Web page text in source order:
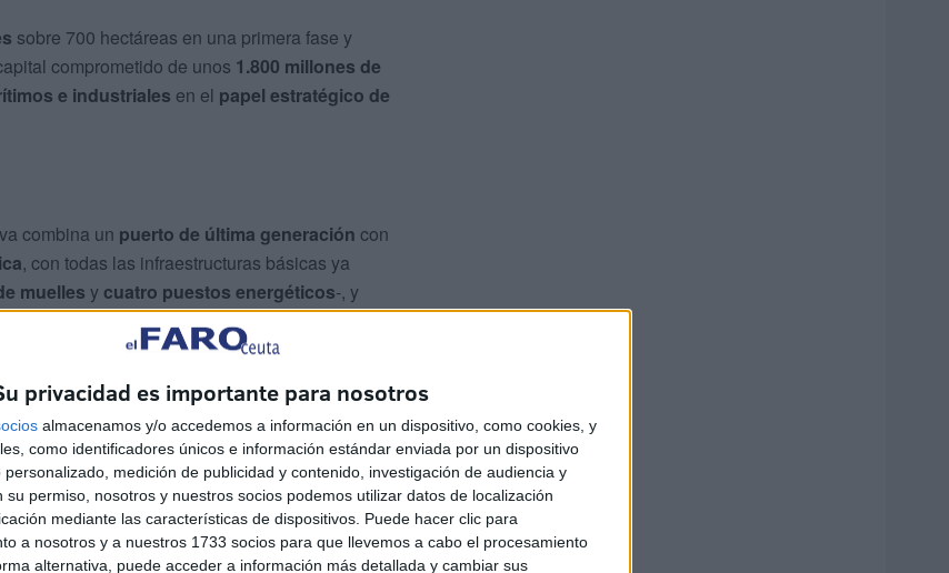
privacidad es importante para nosotros
almacenamos y/o accedemos a información en un dispositivo, como cookies, y
como identificadores únicos e información estándar enviada por un dispositivo
medición de publicidad y contenido, investigación de audiencia y
su permiso, nosotros y nuestros socios podemos utilizar datos de localización
mediante las características de dispositivos. Puede hacer clic para
a nosotros y a nuestros 1733 socios para que llevemos a cabo el procesamiento
alternativa, puede acceder a información más detallada y cambiar sus
sobre 700 hectáreas en una primera fase y
comprometido de unos 1.800 millones de
e industriales en el papel estratégico de
combina un puerto de última generación con
, con todas las infraestructuras básicas ya
muelles y cuatro puestos energéticos-, y
ya firmados, con entrada en
de gas natural licuado, la primera del país, con
, así como unaterminal de hidrocarburos.